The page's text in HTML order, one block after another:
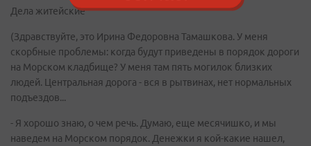
Дела житейские
(Здравствуйте, это Ирина Федоровна Тамашкова. У меня
скорбные проблемы: когда будут приведены в порядок дороги
на Морском кладбище? У меня там пять могилок близких
людей. Центральная дорога - вся в рытвинах, нет нормальных
подъездов...
- Я хорошо знаю, о чем речь. Думаю, еще месячишко, и мы
наведем на Морском порядок. Денежки я кой-какие нашел,